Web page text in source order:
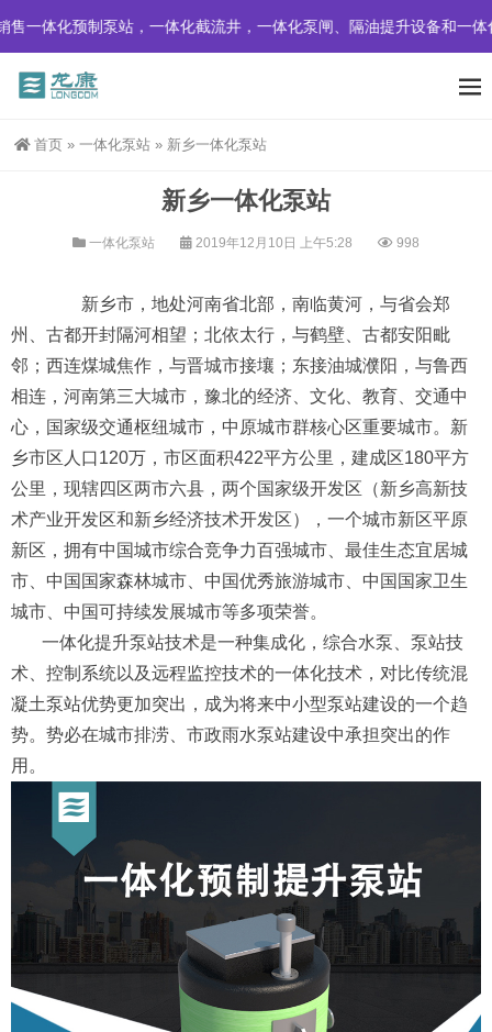
泵站，一体化截流井，一体化泵闸、隔油提升设备和一体化污水处理
首页 » 一体化泵站 » 新乡一体化泵站
新乡一体化泵站
一体化泵站 2019年12月10日 上午5:28 998
新乡市，地处河南省北部，南临黄河，与省会郑
州、古都开封隔河相望；北依太行，与鹤壁、古都安阳毗
邻；西连煤城焦作，与晋城市接壤；东接油城濮阳，与鲁西
相连，河南第三大城市，豫北的经济、文化、教育、交通中
心，国家级交通枢纽城市，中原城市群核心区重要城市。新
乡市区人口120万，市区面积422平方公里，建成区180平方
公里，现辖四区两市六县，两个国家级开发区（新乡高新技
术产业开发区和新乡经济技术开发区），一个城市新区平原
新区，拥有中国城市综合竞争力百强城市、最佳生态宜居城
市、中国国家森林城市、中国优秀旅游城市、中国国家卫生
城市、中国可持续发展城市等多项荣誉。
一体化提升泵站技术是一种集成化，综合水泵、泵站技
术、控制系统以及远程监控技术的一体化技术，对比传统混
凝土泵站优势更加突出，成为将来中小型泵站建设的一个趋
势。势必在城市排涝、市政雨水泵站建设中承担突出的作
用。